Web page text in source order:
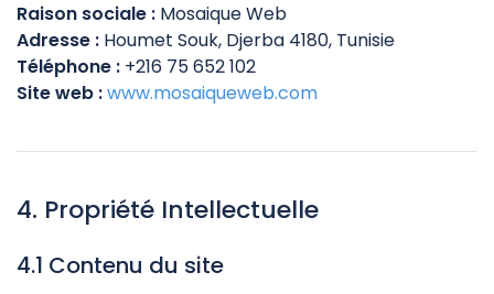
Raison sociale : Mosaique Web
Adresse : Houmet Souk, Djerba 4180, Tunisie
Téléphone : +216 75 652 102
Site web :www.mosaiqueweb.com
4. Propriété Intellectuelle
4.1 Contenu du site